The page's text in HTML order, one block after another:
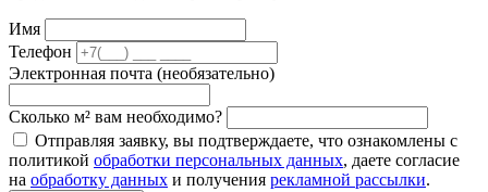
Имя
Телефон
Электронная почта (необязательно)
Сколько м² вам необходимо?
Отправляя заявку, вы подтверждаете, что ознакомлены с
политикой обработки персональных данных, даете согласие
на обработку данных и получения рекламной рассылки.